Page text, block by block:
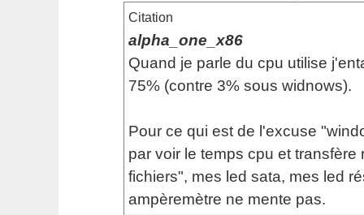
Citation
alpha_one_x86
Quand je parle du cpu utilise
75% (contre 3% sous widnows).
Pour ce qui est de l'excuse
par voir le temps cpu et transfère
fichiers", mes led sata, mes led
ampèremètre ne mente pas.